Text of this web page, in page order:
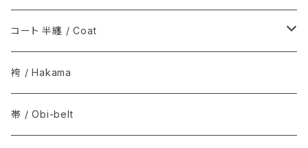
その他 / Others
シルクウール, ウール / Silk-wool, Wool
その他 / Others
ウールシルク / Wool-Silk
アルパカ / Alpaca
T-KIMONO / ティー キモノ
Graphpaper / グラフペーパー
The Inoue Brothers...
コート 半纏 / Coat
火消コート / 半纏
Norwegian Rain / ノルウェージャン レイン
袴 / Hakama
帯 / Obi-belt